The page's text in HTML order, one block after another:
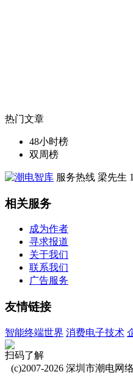
热门文章
48小时榜
双周榜
服务热线 梁先生
相关服务
成为作者
寻求报道
关于我们
联系我们
广告服务
友情链接
智能终端世界 消费电子技术
扫码了解
(c)2007-2026 深圳市潮电网